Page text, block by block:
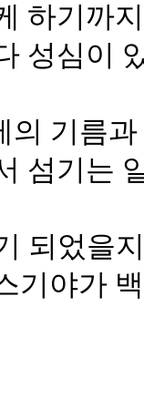
하기까
성심이
의 기름
섬기는
되었을
기야가